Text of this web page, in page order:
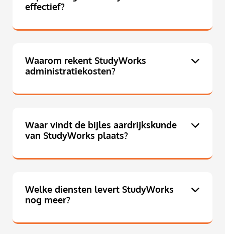
effectief?
Waarom rekent StudyWorks
administratiekosten?
Waar vindt de bijles aardrijkskunde
van StudyWorks plaats?
Welke diensten levert StudyWorks
nog meer?